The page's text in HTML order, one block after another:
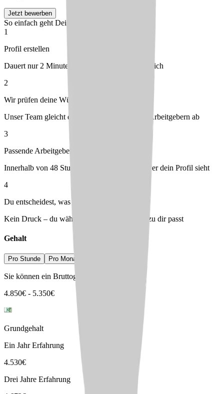
Jetzt bewerben
So einfach geht Deine Bewerbung
1
Profil erstellen
Dauert nur 2 Minuten – kostenlos & unverbindlich
2
Wir prüfen deine Wünsche
Unser Team gleicht dein Profil mit passenden Arbeitgebern ab
3
Passende Arbeitgeber melden sich bei dir
Innerhalb von 48 Stunden – du entscheidest, wer dein Profil sieht
4
Du entscheidest, was passt
Kein Druck – du wählst den Arbeitgeber, der zu dir passt
Gehalt
Pro Stunde Pro Monat
Sie können ein Bruttogehalt erwarten von
4.850€ - 5.350€
Grundgehalt
Ein Jahr Erfahrung
4.530€
Drei Jahre Erfahrung